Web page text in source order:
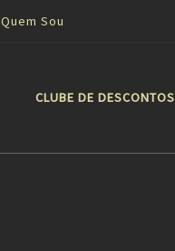
Quem Sou
CLUBE DE DESCONTOS